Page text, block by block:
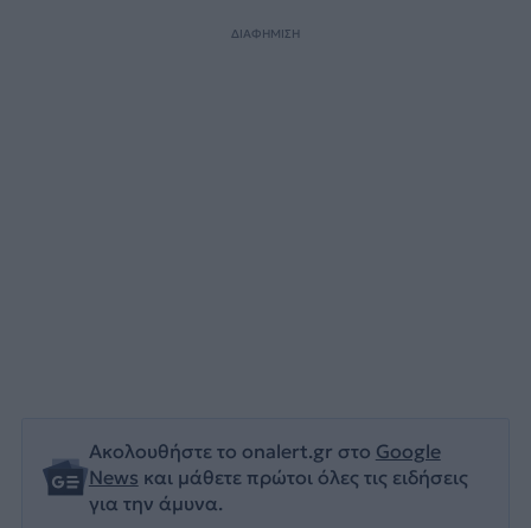
ΔΙΑΦΗΜΙΣΗ
Ακολουθήστε το onalert.gr στο Google
News και μάθετε πρώτοι όλες τις ειδήσεις
για την άμυνα.